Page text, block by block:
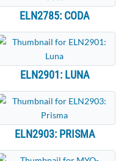
ELN2785: CODA
ELN2901: LUNA
ELN2903: PRISMA